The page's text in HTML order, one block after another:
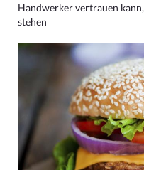
Handwerker vertrauen
stehen